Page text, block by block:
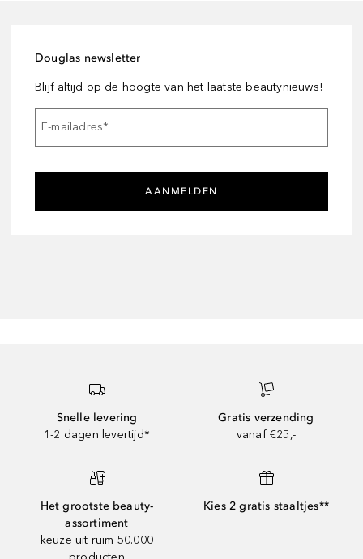
Douglas newsletter
Blijf altijd op de hoogte van het laatste beautynieuws!
E-mailadres*
AANMELDEN
Snelle levering
1-2 dagen levertijd*
Gratis verzending
vanaf €25,-
Het grootste beauty-
assortiment
keuze uit ruim 50.000
Kies 2 gratis staaltjes**